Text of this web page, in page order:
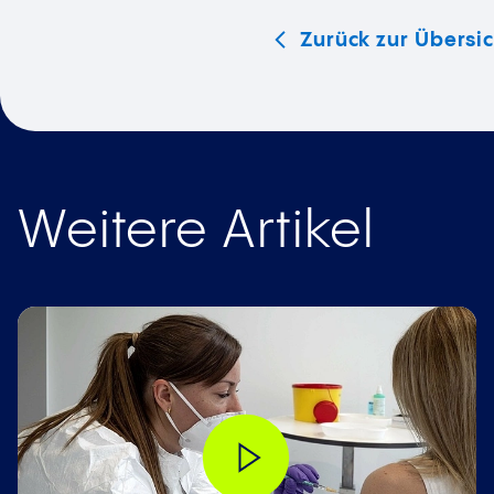
Zurück zur
Weitere Artikel